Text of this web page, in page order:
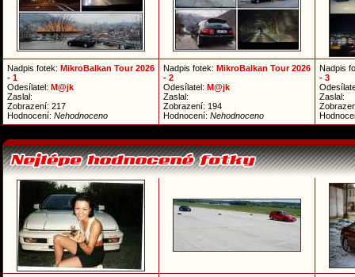
Nadpis fotek: MikroBalkan Tour 2026
- 1
Odesílatel: M@jk
Zaslal:
Zobrazení: 217
Hodnocení: Nehodnoceno
Nadpis fotek: MikroBalkan Tour 2026
- 2
Odesílatel: M@jk
Zaslal:
Zobrazení: 194
Hodnocení: Nehodnoceno
Nadpis
- 3
Zaslal: